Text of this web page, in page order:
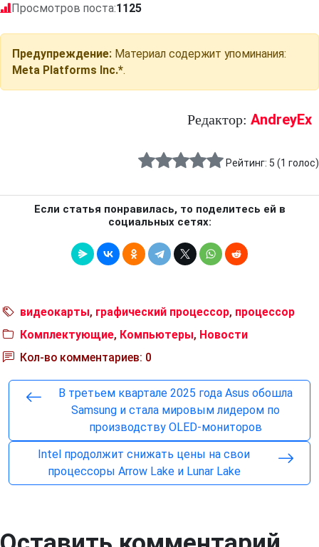
Просмотров поста:1125
Предупреждение: Материал содержит упоминания:
Meta Platforms Inc.*.
Редактор: AndreyEx
Рейтинг: 5 (1 голос)
Если статья понравилась, то поделитесь ей в
социальных сетях:
видеокарты, графический процессор, процессор
Комплектующие, Компьютеры, Новости
Кол-во комментариев: 0
В третьем квартале 2025 года Asus обошла
Samsung и стала мировым лидером по
производству OLED-мониторов
Intel продолжит снижать цены на свои
процессоры Arrow Lake и Lunar Lake